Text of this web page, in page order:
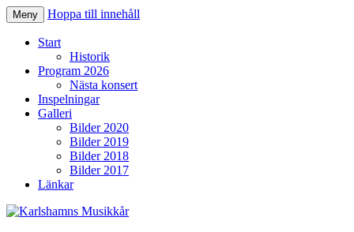
Karlshamns Musikkår
Meny Hoppa till innehåll
Start
Historik
Program 2026
Nästa konsert
Inspelningar
Galleri
Bilder 2020
Bilder 2019
Bilder 2018
Bilder 2017
Länkar